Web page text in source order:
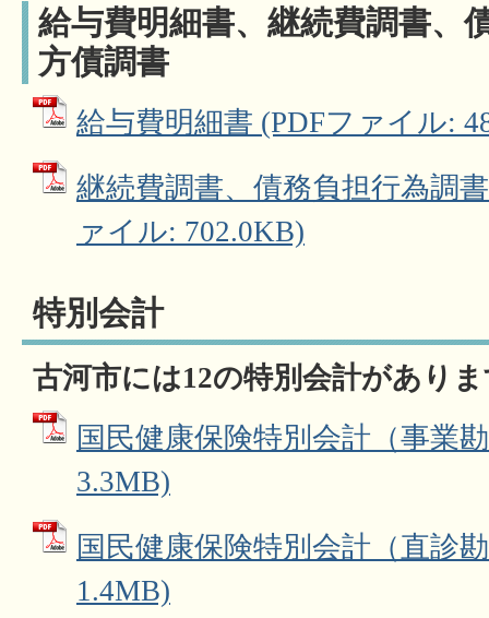
給与費明細書、継続費調書、
方債調書
給与費明細書 (PDFファイル:
継続費調書、債務負担行為調
ァイル: 702.0KB)
特別会計
古河市には12の特別会計があり
国民健康保険特別会計（事業
3.3MB)
国民健康保険特別会計（直診
1.4MB)